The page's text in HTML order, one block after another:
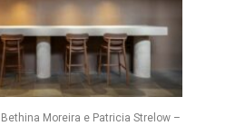
Bethina Moreira e Patricia Strelow –